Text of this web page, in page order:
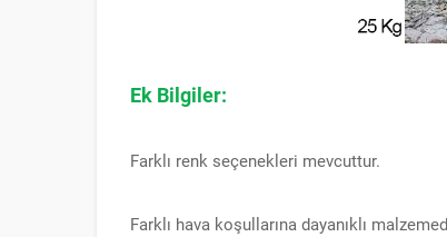
Ek Bilgiler:
Farklı renk seçenekleri mevcuttur.
Farklı hava koşullarına dayanıklı